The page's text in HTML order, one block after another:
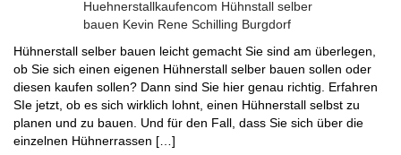
Hühnerstall selber bauen leicht gemacht Sie sind am überlegen,
ob Sie sich einen eigenen Hühnerstall selber bauen sollen oder
diesen kaufen sollen? Dann sind Sie hier genau richtig. Erfahren
SIe jetzt, ob es sich wirklich lohnt, einen Hühnerstall selbst zu
planen und zu bauen. Und für den Fall, dass Sie sich über die
einzelnen Hühnerrassen […]